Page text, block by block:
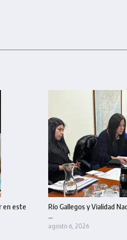
en este
Río Gallegos y Vialidad
...
agosto 6, 2026